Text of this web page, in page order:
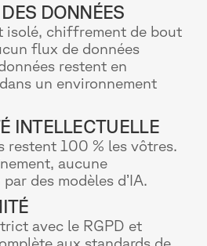
DONNÉES
isolé, chiffrement de bout
flux de données
restent en
un environnement
INTELLECTUELLE
restent 100 % les vôtres.
aucune
des modèles d’IA.
avec le RGPD et